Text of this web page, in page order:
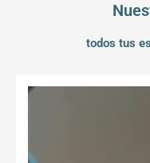
todos tus